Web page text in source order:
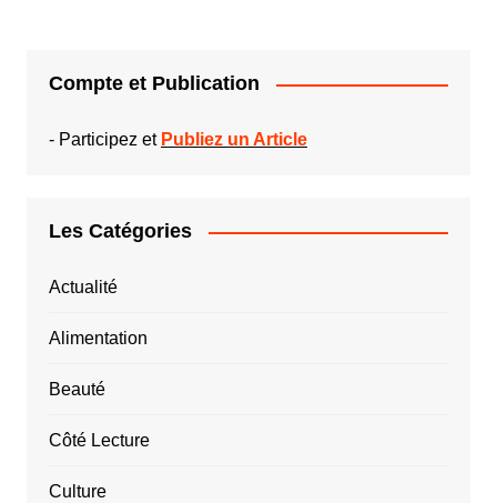
Compte et Publication
- Participez et Publiez un Article
Les Catégories
Actualité
Alimentation
Beauté
Côté Lecture
Culture